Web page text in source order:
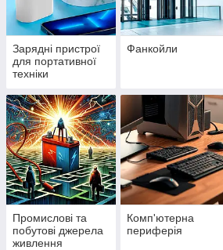
Зарядні пристрої
для портативної
техніки
Фанкойли
Промислові та
побутові джерела
живлення
Комп'ютерна
периферія